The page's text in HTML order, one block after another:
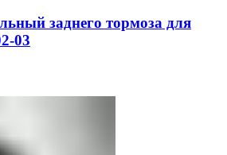
заднего тормоза для
03